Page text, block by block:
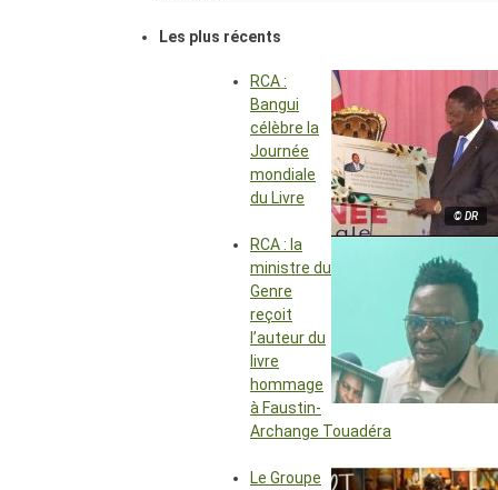
Les plus récents
© DR
RCA :
Bangui
célèbre la
Journée
mondiale
du Livre
RCA : la
ministre du
Genre
reçoit
l’auteur du
livre
hommage
à Faustin-
Archange Touadéra
Le Groupe